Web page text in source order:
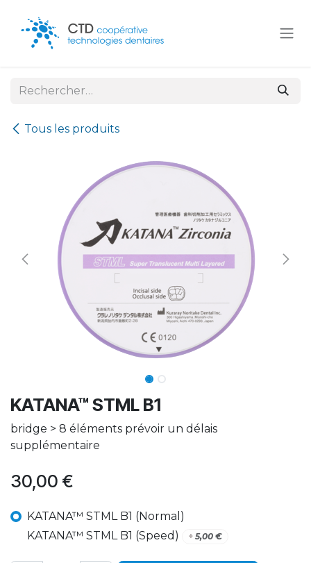
Tous les produits
KATANA™ STML B1
bridge > 8 éléments prévoir un délais
supplémentaire
30,00 €
KATANA™ STML B1 (Normal)
KATANA™ STML B1 (Speed)
+ 5,00€